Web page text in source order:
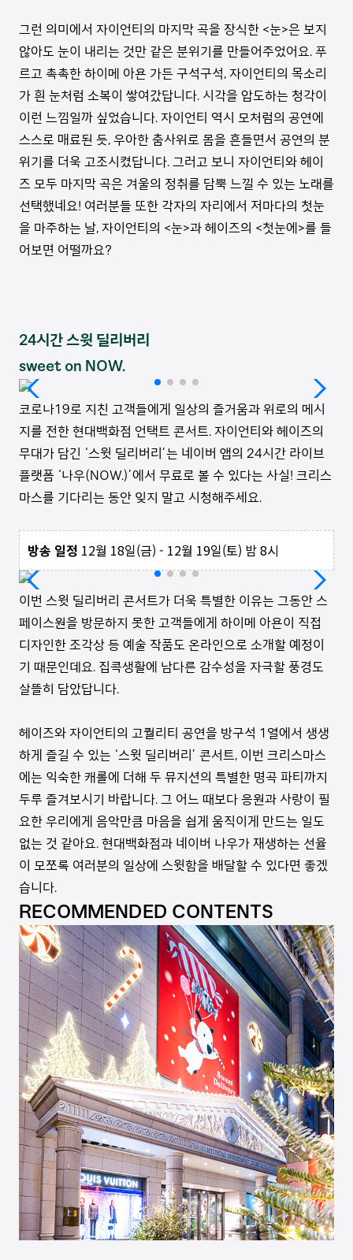
그런 의미에서 자이언티의 마지막 곡을 장식한 <눈>은 보지
않아도 눈이 내리는 것만 같은 분위기를 만들어주었어요. 푸
르고 촉촉한 하이메 아욘 가든 구석구석, 자이언티의 목소리
가 흰 눈처럼 소복이 쌓여갔답니다. 시각을 압도하는 청각이
이런 느낌일까 싶었습니다. 자이언티 역시 모처럼의 공연에
스스로 매료된 듯, 우아한 춤사위로 몸을 흔들면서 공연의 분
위기를 더욱 고조시켰답니다. 그러고 보니 자이언티와 헤이
즈 모두 마지막 곡은 겨울의 정취를 담뿍 느낄 수 있는 노래를
선택했네요! 여러분들 또한 각자의 자리에서 저마다의 첫눈
을 마주하는 날, 자이언티의 <눈>과 헤이즈의 <첫눈에>를 들
어보면 어떨까요?
24시간 스윗 딜리버리
sweet on NOW.
코로나19로 지친 고객들에게 일상의 즐거움과 위로의 메시
지를 전한 현대백화점 언택트 콘서트. 자이언티와 헤이즈의
무대가 담긴 ‘스윗 딜리버리’는 네이버 앱의 24시간 라이브
플랫폼 ‘나우(NOW.)’에서 무료로 볼 수 있다는 사실! 크리스
마스를 기다리는 동안 잊지 말고 시청해주세요.
방송 일정 12월 18일(금) - 12월 19일(토) 밤 8시
이번 스윗 딜리버리 콘서트가 더욱 특별한 이유는 그동안 스
페이스원을 방문하지 못한 고객들에게 하이메 아욘이 직접
디자인한 조각상 등 예술 작품도 온라인으로 소개할 예정이
기 때문인데요. 집콕생활에 남다른 감수성을 자극할 풍경도
살뜰히 담았답니다.
헤이즈와 자이언티의 고퀄리티 공연을 방구석 1열에서 생생
하게 즐길 수 있는 ‘스윗 딜리버리’ 콘서트, 이번 크리스마스
에는 익숙한 캐롤에 더해 두 뮤지션의 특별한 명곡 파티까지
두루 즐겨보시기 바랍니다. 그 어느 때보다 응원과 사랑이 필
요한 우리에게 음악만큼 마음을 쉽게 움직이게 만드는 일도
없는 것 같아요. 현대백화점과 네이버 나우가 재생하는 선율
이 모쪼록 여러분의 일상에 스윗함을 배달할 수 있다면 좋겠
습니다.
RECOMMENDED CONTENTS